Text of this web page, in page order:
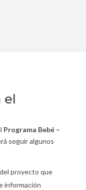
el
Programa Bebé –
seguir algunos
proyecto que
información